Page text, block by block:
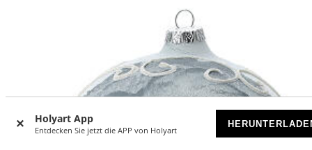
Holyart App
Entdecken Sie jetzt die APP von Holyart